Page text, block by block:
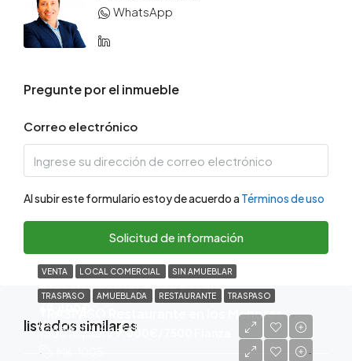
WhatsApp
Pregunte por el inmueble
Correo electrónico
Al subir este formulario estoy de acuerdo a Términos de uso
Solicitud de información
listados similares
2 locales con jardín en Fasnia
JHK-1004 1
VENTA LOCAL COMERCIAL SIN AMUEBLAR
TRASPASO Restaurante en los Menores
1500 Alquiler79,000€/7500 Fianza
TRASPASO AMUEBLADA RESTAURANTE TRASPASO